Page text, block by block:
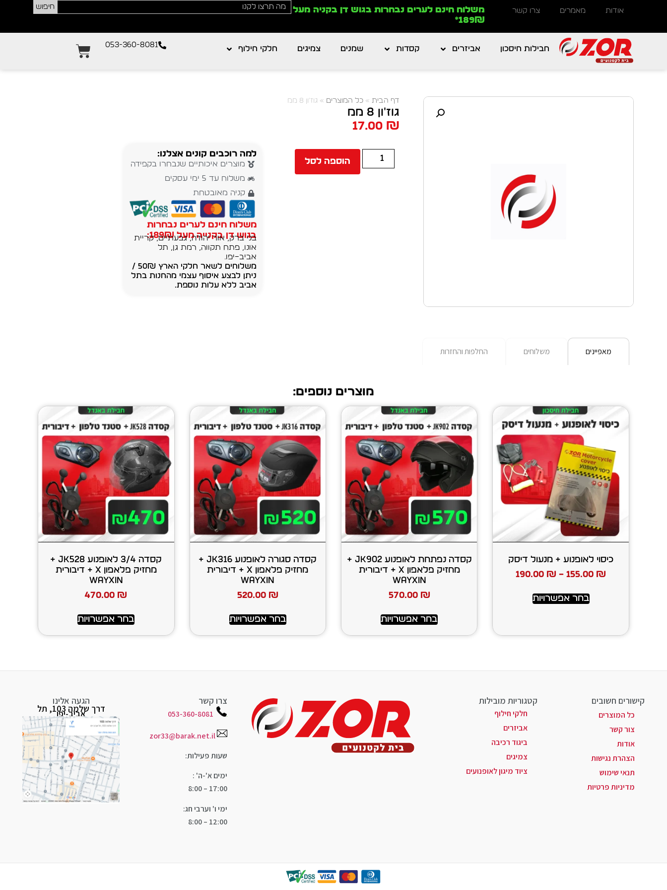
אודות מאמרים צרו קשר
משלוח חינם לערים נבחרות בגוש דן בקניה מעל
189₪*
חיפוש
חבילות חיסכון אביזרים קסדות שמנים צמיגים חלקי חילוף 053-360-8081
דף הבית» כל המוצרים » גוז'ון 8 ממ
גוז'ון 8 ממ
17.00 ₪
הוספה לסל
למה רוכבים קונים אצלנו:
מוצרים איכותיים שנבחרו בקפידה
משלוח עד 5 ימי עסקים
קניה מאובטחת
משלוח חינם לערים נבחרות
בגוש דן בקנייה מעל 189₪:
בני ברק, אור יהודה, גבעתיים, קריית
אונו, פתח תקווה, רמת גן, תל
אביב–יפו.
משלוחים לשאר חלקי הארץ 50₪ /
ניתן לבצע איסוף עצמי מהחנות בתל
אביב ללא עלות נוספת.
מאפיינים משלוחים החלפות והחזרות
מוצרים נוספים:
כיסוי לאופנוע + מנעול דיסק
155.00 ₪
–
190.00 ₪
בחר אפשרויות
קסדה נפתחת לאופנוע JK902 +
מחזיק פלאפון X + דיבורית
WAYXIN
570.00 ₪
בחר אפשרויות
קסדה סגורה לאופנוע JK316 +
מחזיק פלאפון X + דיבורית
WAYXIN
520.00 ₪
בחר אפשרויות
קסדה 3/4 לאופנוע JK528 +
מחזיק פלאפון X + דיבורית
WAYXIN
470.00 ₪
בחר אפשרויות
קישורים חשובים
כל המוצרים
צור קשר
אודות
הצהרת נגישות
תנאי שימוש
מדיניות פרטיות
קטגוריות מובילות
חלקי חילוף
אביזרים
ביגוד רכיבה
צמיגים
ציוד מיגון לאופנועים
צרו קשר
053-360-8081
zor33@barak.net.il
שעות פעילות:
ימים א'-ה' :
17:00 – 8:00
ימי ו' וערבי חג:
12:00 – 8:00
הגעה אלינו
דרך שלמה 103, תל אביב-יפו